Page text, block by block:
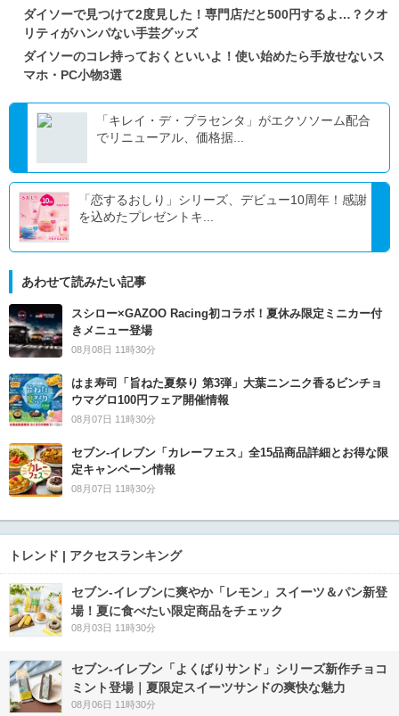
ダイソーで見つけて2度見した！専門店だと500円するよ…？クオ
リティがハンパない手芸グッズ
ダイソーのコレ持っておくといいよ！使い始めたら手放せないス
マホ・PC小物3選
「キレイ・デ・プラセンタ」がエクソソーム配合
でリニューアル、価格据...
「恋するおしり」シリーズ、デビュー10周年！感謝
を込めたプレゼントキ...
あわせて読みたい記事
スシロー×GAZOO Racing初コラボ！夏休み限定ミニカー付
きメニュー登場
08月08日 11時30分
はま寿司「旨ねた夏祭り 第3弾」大葉ニンニク香るビンチョ
ウマグロ100円フェア開催情報
08月07日 11時30分
セブン‐イレブン「カレーフェス」全15品商品詳細とお得な限
定キャンペーン情報
08月07日 11時30分
トレンド | アクセスランキング
セブン‐イレブンに爽やか「レモン」スイーツ＆パン新登
場！夏に食べたい限定商品をチェック
08月03日 11時30分
セブン‐イレブン「よくばりサンド」シリーズ新作チョコ
ミント登場｜夏限定スイーツサンドの爽快な魅力
08月06日 11時30分